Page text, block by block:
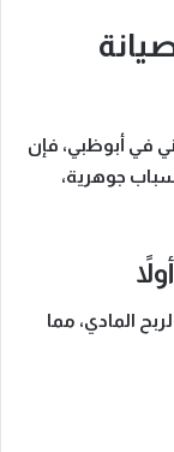
في أبوظبي، فإن
جوهرية،
المادي، مما